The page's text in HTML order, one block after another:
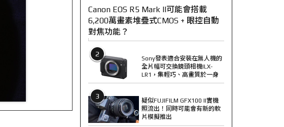
Canon EOS R5 Mark II可能會搭載
6,200萬畫素堆疊式CMOS + 眼控自動
對焦功能？
2
Sony發表適合安裝在無人機的
全片幅可交換鏡頭相機ILX-
LR1，集輕巧、高畫質於一身
3
疑似FUJIFILM GFX100 II實機
照流出！同時可能會有新的軟
片模擬推出